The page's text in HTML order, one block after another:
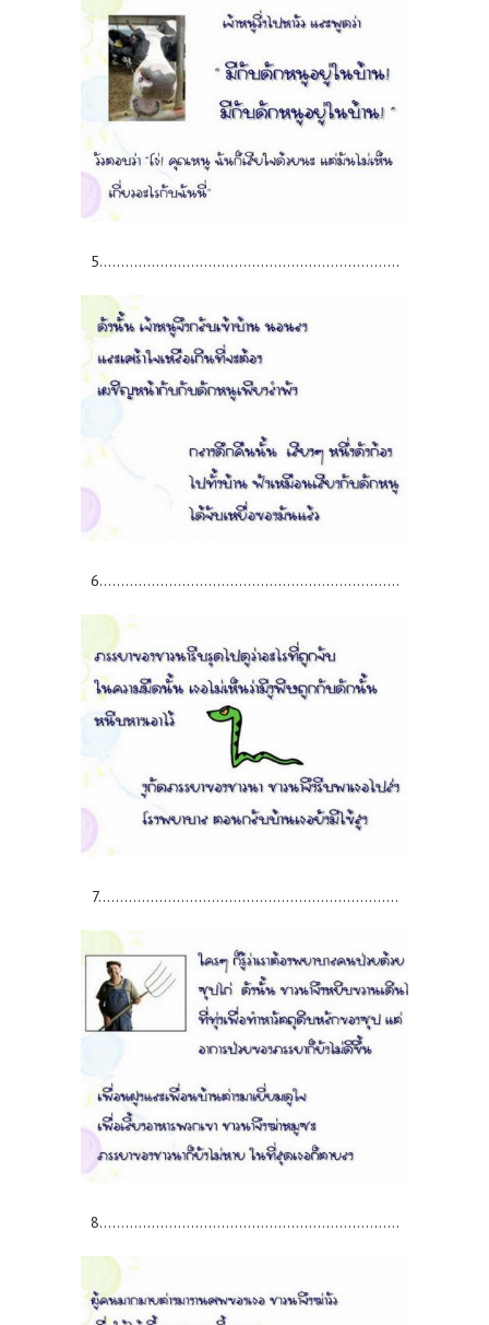
5.....................................................................
6.....................................................................
7.....................................................................
8.....................................................................